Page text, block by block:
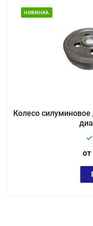
НОВИНКА
Колесо
от